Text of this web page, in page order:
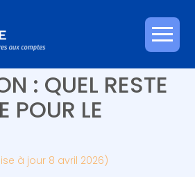
activité
humaines
DE
: QUEL RESTE
POUR LE
à jour 8 avril 2026)